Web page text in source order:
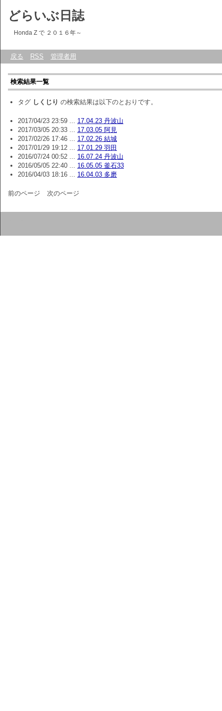
どらいぶ日誌
Honda Z で ２０１６年～
戻る RSS 管理者用
検索結果一覧
タグ しくじり の検索結果は以下のとおりです。
2017/04/23 23:59 ... 17.04.23 丹波山
2017/03/05 20:33 ... 17.03.05 阿見
2017/02/26 17:46 ... 17.02.26 結城
2017/01/29 19:12 ... 17.01.29 羽田
2016/07/24 00:52 ... 16.07.24 丹波山
2016/05/05 22:40 ... 16.05.05 釜石33
2016/04/03 18:16 ... 16.04.03 多磨
前のページ 次のページ